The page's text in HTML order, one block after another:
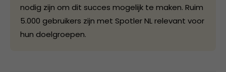
nodig zijn om dit succes mogelijk te maken. Ruim
5.000 gebruikers zijn met Spotler NL relevant voor
hun doelgroepen.